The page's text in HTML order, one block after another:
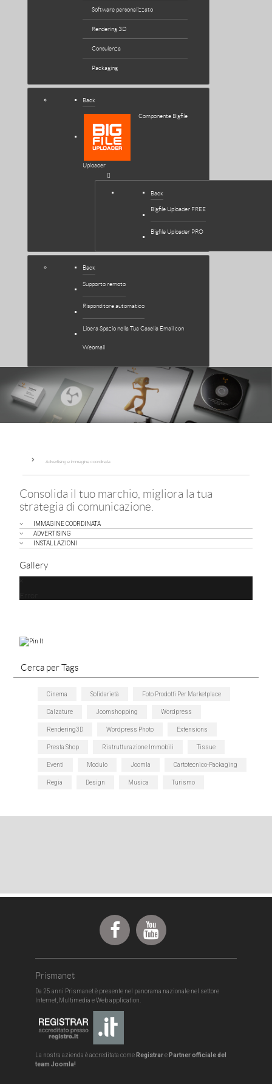
Software personalizzato
Rendering 3D
Consulenza
Packaging
Back
Componente Bigfile
Uploader
Back
Bigfile Uploader FREE
Bigfile Uploader PRO
Back
Supporto remoto
Risponditore automatico
Libera Spazio nella Tua Casella Email con
Webmail
Advertising e immagine coordinata
Consolida il tuo marchio, migliora la tua
strategia di comunicazione.
IMMAGINE COORDINATA
ADVERTISING
INSTALLAZIONI
Gallery
Cerca per Tags
Cinema Solidarietà Foto Prodotti Per Marketplace
Calzature Joomshopping Wordpress
Rendering3D Wordpress Photo Extensions
Presta Shop Ristrutturazione Immobili Tissue
Eventi Modulo Joomla Cartotecnico-Packaging
Regia Design Musica Turismo
Prismanet
Da 25 anni Prismanet è presente nel panorama nazionale nel settore
Internet, Multimedia e Web application.
La nostra azienda è accreditata come Registrare Partner officiale del
team Joomla!